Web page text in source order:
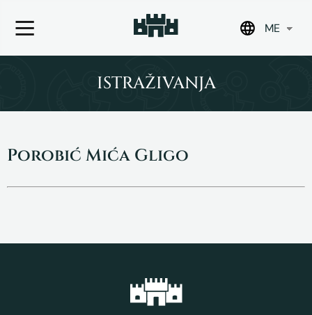
ME
ISTRAŽIVANJA
Porobić Mića Gligo